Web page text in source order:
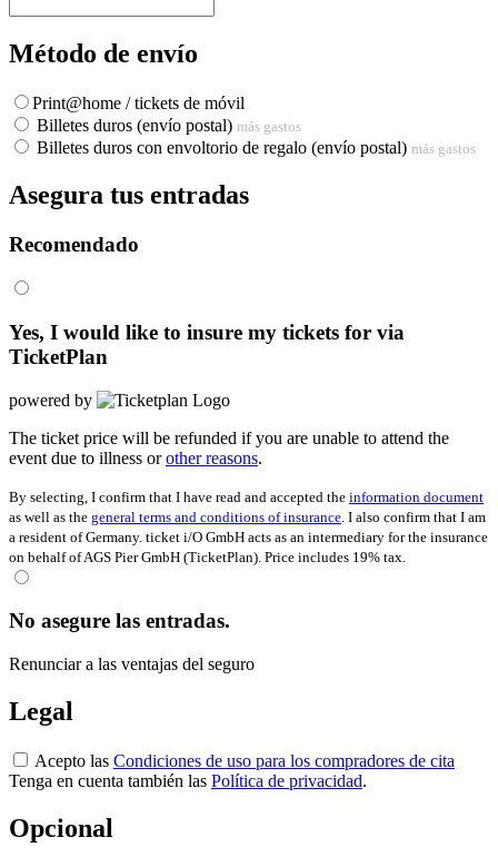
Método de envío
Print@home / tickets de móvil
Billetes duros (envío postal) más gastos
Billetes duros con envoltorio de regalo (envío postal) más gastos
Asegura tus entradas
Recomendado
Yes, I would like to insure my tickets for via
TicketPlan
powered by
The ticket price will be refunded if you are unable to attend the
event due to illness orother reasons.
By selecting, I confirm that I have read and accepted the information document
as well as the general terms and conditions of insurance . I also confirm that I am
a resident of Germany. ticket i/O GmbH acts as an intermediary for the insurance
on behalf of AGS Pier GmbH (TicketPlan). Price includes 19% tax.
No asegure las entradas.
Renunciar a las ventajas del seguro
Legal
Acepto las Condiciones de uso para los compradores de cita
Tenga en cuenta también las Política de privacidad.
Opcional